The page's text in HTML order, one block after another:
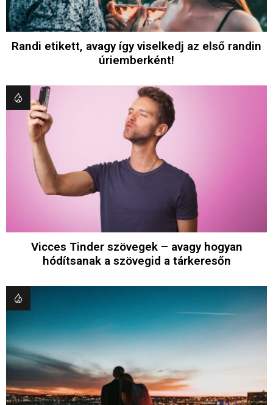
Randi etikett, avagy így viselkedj az első randin
úriemberként!
Vicces Tinder szövegek – avagy hogyan
hódítsanak a szövegid a tárkeresőn